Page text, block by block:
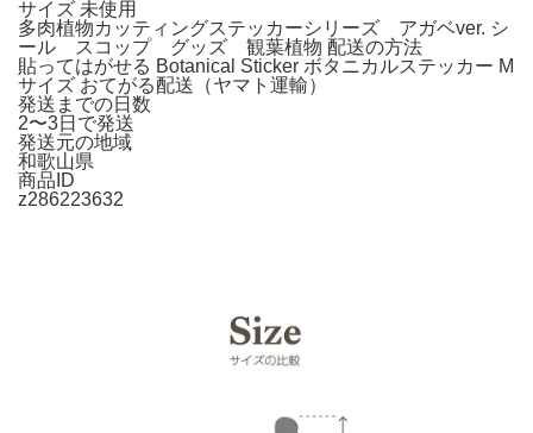
サイズ 未使用
多肉植物カッティングステッカーシリーズ アガベver. シ
ール スコップ グッズ 観葉植物 配送の方法
貼ってはがせる Botanical Sticker ボタニカルステッカー M
サイズ おてがる配送（ヤマト運輸）
発送までの日数
2〜3日で発送
発送元の地域
和歌山県
商品ID
z286223632